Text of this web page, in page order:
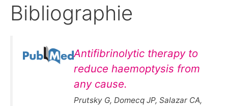
Bibliographie
Antifibrinolytic therapy to
reduce haemoptysis from
any cause.
Prutsky G, Domecq JP, Salazar CA,